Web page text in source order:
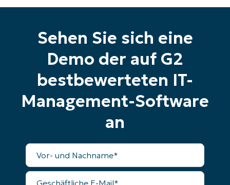
Sehen Sie sich eine
Demo der auf G2
bestbewerteten IT-
Management-Software
an
Vollständiger
Name
Geschäftliche